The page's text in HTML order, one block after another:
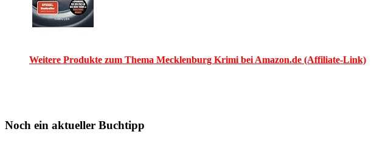
Weitere Produkte zum Thema Mecklenburg Krimi bei Amazon.de (Affiliate-Link)
Noch ein aktueller Buchtipp